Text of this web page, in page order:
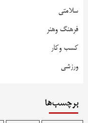
سلامتی
فرهنگ وهنر
کسب وکار
ورزشی
برچسب‌ها